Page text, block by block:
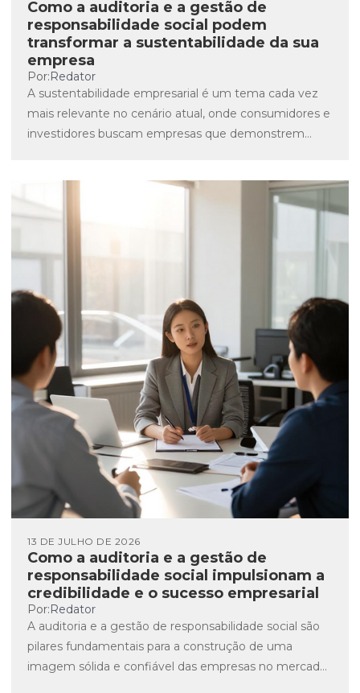
Como a auditoria e a gestão de
responsabilidade social podem
transformar a sustentabilidade da sua
empresa
Por:Redator
A sustentabilidade empresarial é um tema cada vez
mais relevante no cenário atual, onde consumidores e
investidores buscam empresas que demonstrem
Como a auditoria e a gestão de
responsabilidade social impulsionam a
credibilidade e o sucesso empresarial
13 DE JULHO DE 2026
Por:Redator
A auditoria e a gestão de responsabilidade social são
pilares fundamentais para a construção de uma
imagem sólida e confiável das empresas no mercado